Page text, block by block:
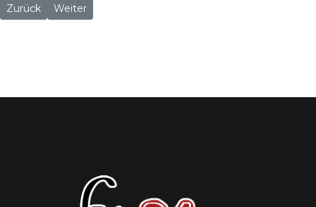
Vorheriger Beitrag: Wie läuft eine Defolierung ab?
Zurück Nächster Beitrag: Reifenwechsel im Winter
Weiter